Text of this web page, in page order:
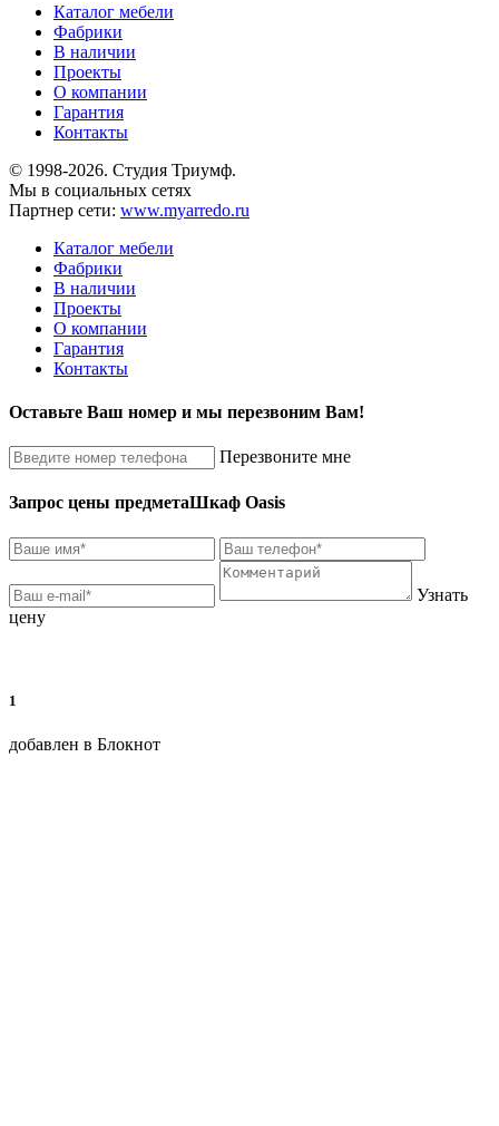
Каталог мебели
Фабрики
В наличии
Проекты
О компании
Гарантия
Контакты
© 1998-2026. Студия Триумф.
Мы в социальных сетях
Партнер сети: www.myarredo.ru
Каталог мебели
Фабрики
В наличии
Проекты
О компании
Гарантия
Контакты
Оставьте Ваш номер и мы перезвоним Вам!
Перезвоните мне
Запрос цены предметаШкаф Oasis
Узнать
цену
1
добавлен в Блокнот